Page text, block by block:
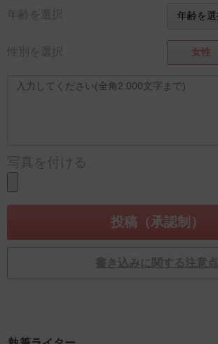
年齢を選択
性別を選択 女性
写真を付ける
書き込みに関する注意点